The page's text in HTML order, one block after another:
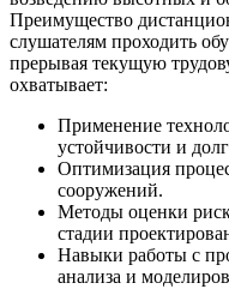
Преимущество
слушателям проходить
прерывая текущую
охватывает:
Применение
устойчивости и
Оптимизация
сооружений.
Методы оценки
стадии
Навыки работы с
анализа и